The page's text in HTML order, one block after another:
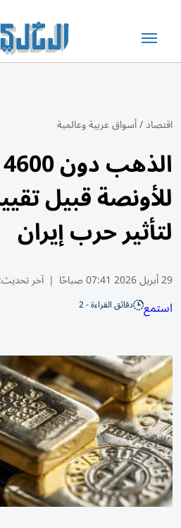
اقتصاد/أسواق عربية وعالمية
للأونصة قبيل
لتأثير حرب إيران
29 أبريل 2026 07:41 صباحًا | آخر تحديث:
استمع دقائق القراءة - 2